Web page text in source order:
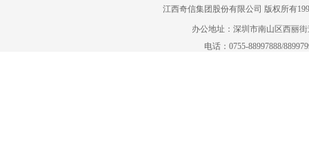
江西奇信集团股份有限公司 版权所有
办公地址：深圳市南山区西丽
电话：0755-88997888/